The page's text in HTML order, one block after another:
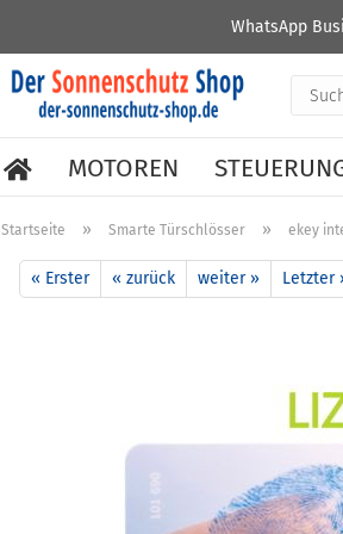
WhatsApp
MOTOREN
Startseite » Smarte Türschlösser » ekey
« Erster « zurück weiter » Letzter